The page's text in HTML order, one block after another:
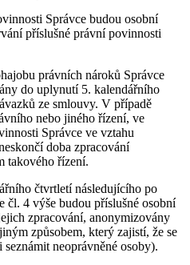
Správce budou osobní
příslušné právní povinnosti
právních nároků Správce
do uplynutí 5. kalendářního
ze smlouvy. V případě
nebo jiného řízení, ve
Správce ve vztahu
doba zpracování
takového řízení.
čtvrtletí následujícího po
čl. 4 výše budou příslušné osobní
zpracování, anonymizovány
způsobem, který zajistí, že se
neoprávněné osoby).